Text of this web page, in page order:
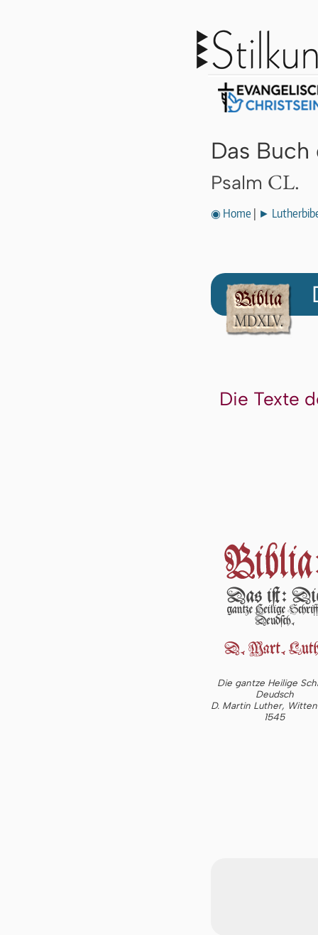
Das Buch
Psalm CL.
◉ Home ►
Die Texte
Die gantze Heilige
Deudsch
D. Martin Luther,
1545